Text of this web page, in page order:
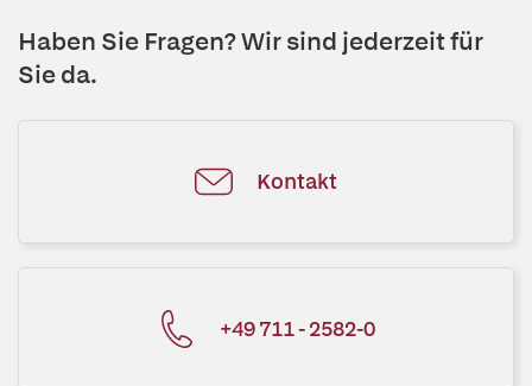
Haben Sie Fragen? Wir sind jederzeit für
Sie da.
Kontakt
+49 711 - 2582-0